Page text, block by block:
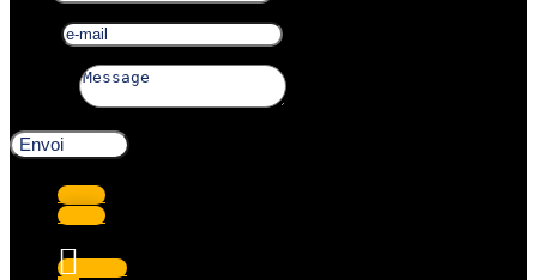
Envoi
Suivre
Suivre
Suivre